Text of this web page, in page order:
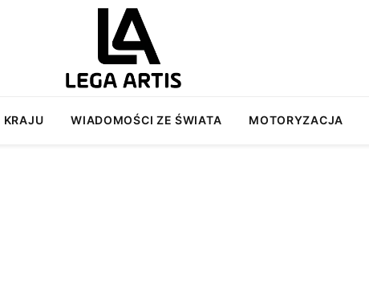
KRAJU WIADOMOŚCI ZE ŚWIATA MOTORYZACJA